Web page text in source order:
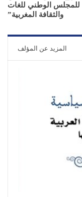
للمجلس الوطني للغات
والثقافة المغربية”
المزيد عن المؤلف